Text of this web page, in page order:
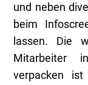
und neben
beim
lassen. Die
Mitarbeiter
verpacken